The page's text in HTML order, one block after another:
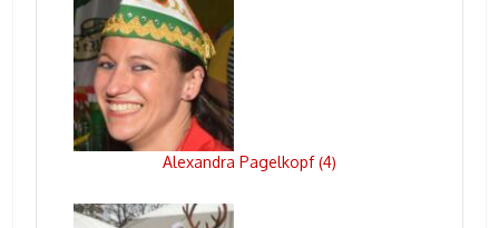
Alexandra Pagelkopf(4)